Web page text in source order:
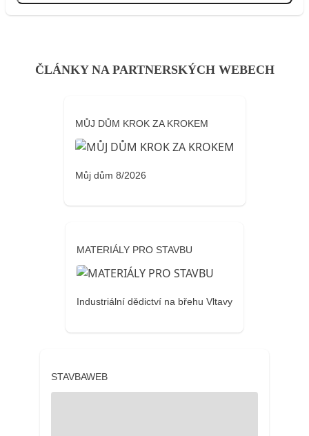
ČLÁNKY NA PARTNERSKÝCH WEBECH
MŮJ DŮM KROK ZA KROKEM
Můj dům 8/2026
MATERIÁLY PRO STAVBU
Industriální dědictví na břehu Vltavy
STAVBAWEB